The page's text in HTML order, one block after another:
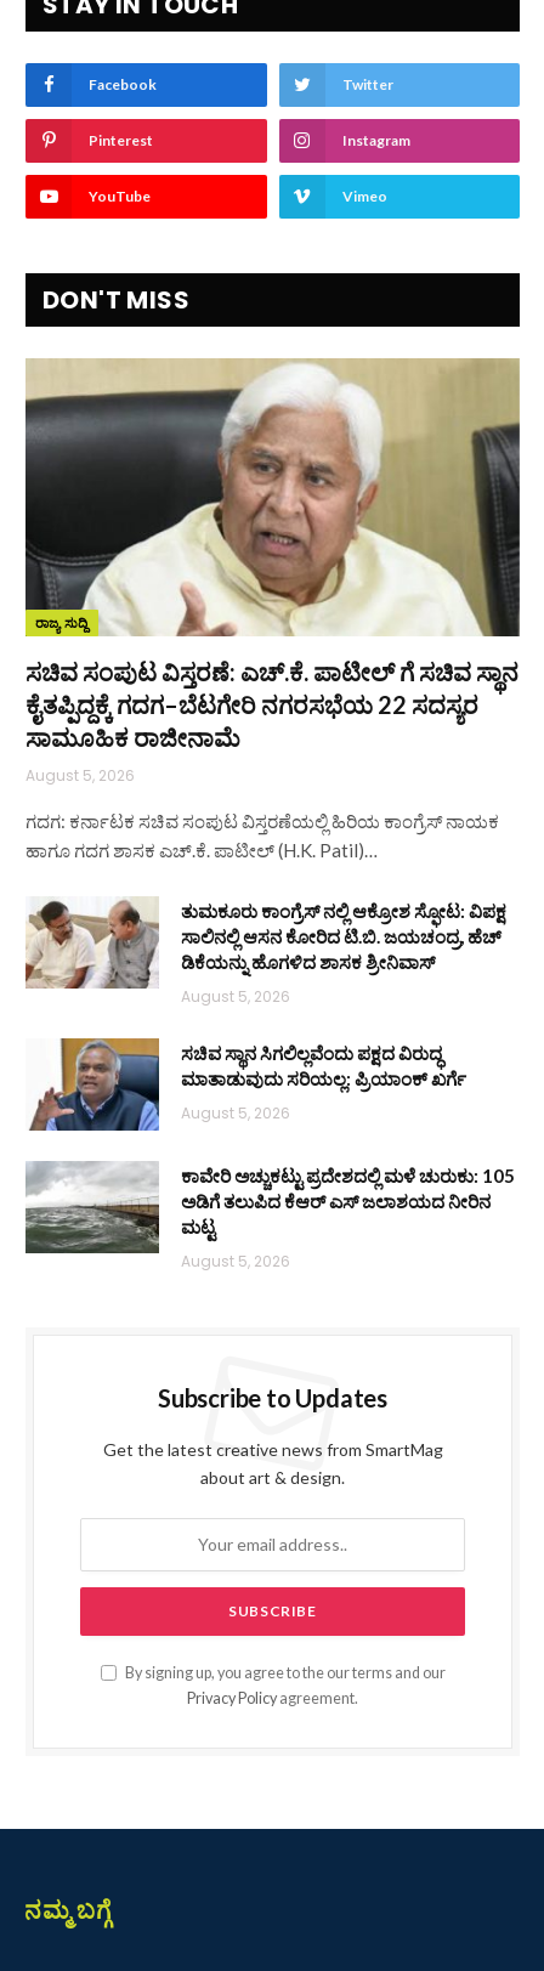
Facebook Twitter
Pinterest Instagram
YouTube Vimeo
DON'T MISS
ರಾಜ್ಯ ಸುದ್ದಿ
ಸಚಿವ ಸಂಪುಟ ವಿಸ್ತರಣೆ: ಎಚ್.ಕೆ. ಪಾಟೀಲ್ ಗೆ ಸಚಿವ ಸ್ಥಾನ
ಕೈತಪ್ಪಿದ್ದಕ್ಕೆ ಗದಗ–ಬೆಟಗೇರಿ ನಗರಸಭೆಯ 22 ಸದಸ್ಯರ
ಸಾಮೂಹಿಕ ರಾಜೀನಾಮೆ
August 5, 2026
ಗದಗ: ಕರ್ನಾಟಕ ಸಚಿವ ಸಂಪುಟ ವಿಸ್ತರಣೆಯಲ್ಲಿ ಹಿರಿಯ ಕಾಂಗ್ರೆಸ್ ನಾಯಕ
ಹಾಗೂ ಗದಗ ಶಾಸಕ ಎಚ್.ಕೆ. ಪಾಟೀಲ್ (H.K. Patil)…
ತುಮಕೂರು ಕಾಂಗ್ರೆಸ್ ನಲ್ಲಿ ಆಕ್ರೋಶ ಸ್ಫೋಟ: ವಿಪಕ್ಷ
ಸಾಲಿನಲ್ಲಿ ಆಸನ ಕೋರಿದ ಟಿ.ಬಿ. ಜಯಚಂದ್ರ, ಹೆಚ್
ಡಿಕೆಯನ್ನು ಹೊಗಳಿದ ಶಾಸಕ ಶ್ರೀನಿವಾಸ್
August 5, 2026
ಸಚಿವ ಸ್ಥಾನ ಸಿಗಲಿಲ್ಲವೆಂದು ಪಕ್ಷದ ವಿರುದ್ಧ
ಮಾತಾಡುವುದು ಸರಿಯಲ್ಲ: ಪ್ರಿಯಾಂಕ್ ಖರ್ಗೆ
August 5, 2026
ಕಾವೇರಿ ಅಚ್ಚುಕಟ್ಟು ಪ್ರದೇಶದಲ್ಲಿ ಮಳೆ ಚುರುಕು: 105
ಅಡಿಗೆ ತಲುಪಿದ ಕೆಆರ್ ಎಸ್ ಜಲಾಶಯದ ನೀರಿನ
ಮಟ್ಟ
August 5, 2026
Subscribe to Updates
Get the latest creative news from SmartMag
about art & design.
By signing up, you agree to the our terms and our
Privacy Policy agreement.
ನಮ್ಮ ಬಗ್ಗೆ